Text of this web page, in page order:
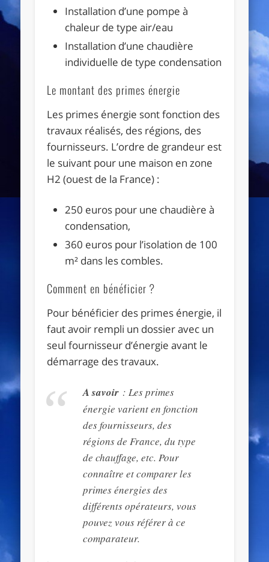
Installation d’une pompe à
chaleur de type air/eau
Installation d’une chaudière
individuelle de type condensation
Le montant des primes énergie
Les primes énergie sont fonction des
travaux réalisés, des régions, des
fournisseurs. L’ordre de grandeur est
le suivant pour une maison en zone
H2 (ouest de la France) :
250 euros pour une chaudière à
condensation,
360 euros pour l’isolation de 100
m² dans les combles.
Comment en bénéficier ?
Pour bénéficier des primes énergie, il
faut avoir rempli un dossier avec un
seul fournisseur d’énergie avant le
démarrage des travaux.
A savoir : Les primes
énergie varient en fonction
des fournisseurs, des
régions de France, du type
de chauffage, etc. Pour
connaître et comparer les
primes énergies des
différents opérateurs, vous
pouvez vous référer à ce
comparateur.